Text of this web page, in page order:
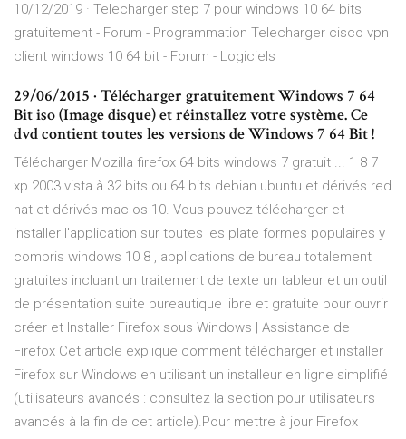
10/12/2019 · Telecharger step 7 pour windows 10 64 bits
gratuitement - Forum - Programmation Telecharger cisco vpn
client windows 10 64 bit - Forum - Logiciels
29/06/2015 · Télécharger gratuitement Windows 7 64
Bit iso (Image disque) et réinstallez votre système. Ce
dvd contient toutes les versions de Windows 7 64 Bit !
Télécharger Mozilla firefox 64 bits windows 7 gratuit ... 1 8 7
xp 2003 vista à 32 bits ou 64 bits debian ubuntu et dérivés red
hat et dérivés mac os 10. Vous pouvez télécharger et
installer l'application sur toutes les plate formes populaires y
compris windows 10 8 , applications de bureau totalement
gratuites incluant un traitement de texte un tableur et un outil
de présentation suite bureautique libre et gratuite pour ouvrir
créer et Installer Firefox sous Windows | Assistance de
Firefox Cet article explique comment télécharger et installer
Firefox sur Windows en utilisant un installeur en ligne simplifié
(utilisateurs avancés : consultez la section pour utilisateurs
avancés à la fin de cet article).Pour mettre à jour Firefox